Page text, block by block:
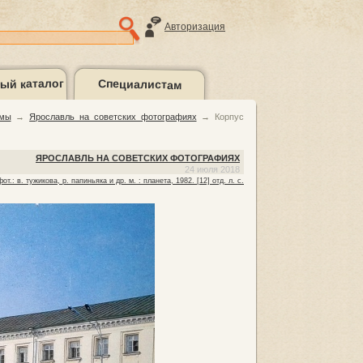
Авторизация
каталог Специалистам
→ Ярославль на советских фотографиях → Корпус
ЯРОСЛАВЛЬ НА СОВЕТСКИХ ФОТОГРАФИЯХ
24 июля 2018
в. тужикова, р. папиньяка и др. м. : планета, 1982. [12] отд. л. с.